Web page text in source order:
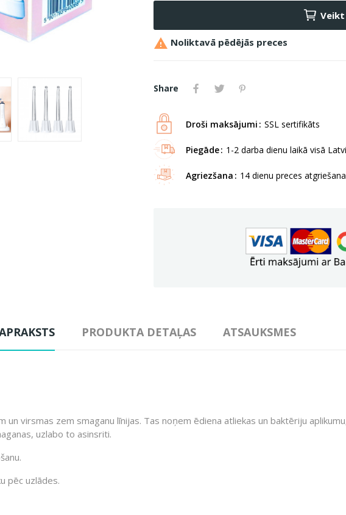
Veikt
 Noliktavā pēdējās preces
Share
Droši maksājumi SSL sertifikāts
Piegāde 1-2 darba dienu laikā visā
Agriezšana 14 dienu preces
PRODUKTA DETAĻAS ATSAUKSMES
virsmas zem smaganu līnijas. Tas noņem ēdiena atliekas un baktēriju
uzlabo to asinsriti.
pēc uzlādes.